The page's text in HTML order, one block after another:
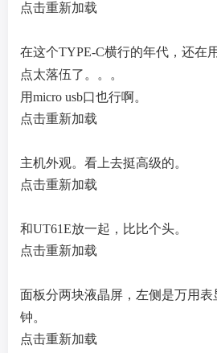
点击重新加载
在这个TYPE-C横行的年代，还在
点太落伍了。。。
用micro usb口也行啊。
点击重新加载
主机外观。看上去挺高级的。
点击重新加载
和UT61E放一起，比比个头。
点击重新加载
面板分两块液晶屏，左侧是万用
钟。
点击重新加载